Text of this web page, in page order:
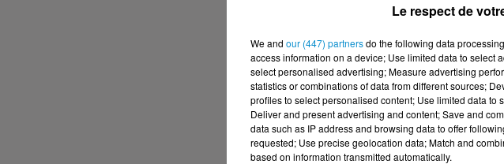
Le respect de
We and our (447) partnersdo the following data
access information on a device; Use limited data to select
select personalised advertising; Measure advertising
statistics or combinations of data from different sources;
profiles to select personalised content; Use limited data to
Deliver and present advertising and content; Save and
data such as IP address and browsing data to offer
requested; Use precise geolocation data; Match and
based on information transmitted automatically.